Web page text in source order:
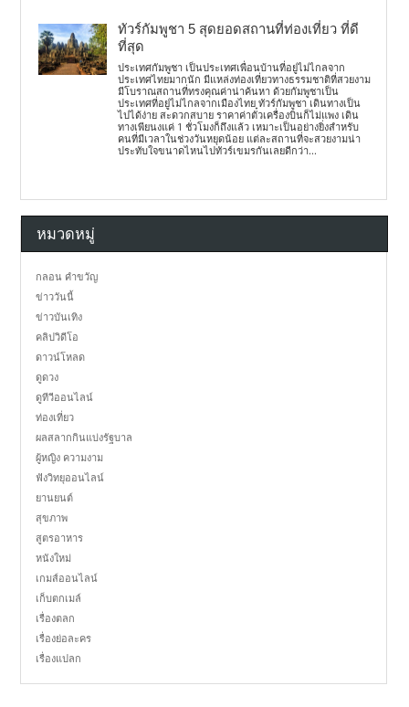
ทัวร์กัมพูชา 5 สุดยอดสถานที่ท่องเที่ยว ที่ดี
ที่สุด
ประเทศกัมพูชา เป็นประเทศเพื่อนบ้านที่อยู่ไม่ไกลจาก
ประเทศไทยมากนัก มีแหล่งท่องเที่ยวทางธรรมชาติที่สวยงาม
มีโบราณสถานที่ทรงคุณค่าน่าค้นหา ด้วยกัมพูชาเป็น
ประเทศที่อยู่ไม่ไกลจากเมืองไทย ทัวร์กัมพูชา เดินทางเป็น
ไปได้ง่าย สะดวกสบาย ราคาค่าตั๋วเครื่องบินก็ไม่แพง เดิน
ทางเพียนงแค่ 1 ชั่วโมงก็ถึงแล้ว เหมาะเป็นอย่างยิ่งสำหรับ
คนที่มีเวลาในช่วงวันหยุดน้อย แต่ละสถานที่จะสวยงามน่า
ประทับใจขนาดไหนไปทัวร์เขมรกันเลยดีกว่า...
หมวดหมู่
กลอน คำขวัญ
ข่าววันนี้
ข่าวบันเทิง
คลิปวิดีโอ
ดาวน์โหลด
ดูดวง
ดูทีวีออนไลน์
ท่องเที่ยว
ผลสลากกินแบ่งรัฐบาล
ผู้หญิง ความงาม
ฟังวิทยุออนไลน์
ยานยนต์
สุขภาพ
สูตรอาหาร
หนังใหม่
เกมส์ออนไลน์
เก็บตกเมล์
เรื่องตลก
เรื่องย่อละคร
เรื่องแปลก